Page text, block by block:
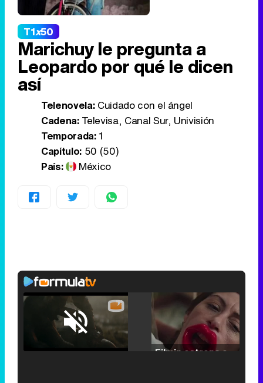
T1x50
Marichuy le pregunta a
Leopardo por qué le dicen
así
Telenovela:Cuidado con el ángel
Cadena:Televisa, Canal Sur, Univisión
Temporada:1
Capítulo:50 (50)
País:
México
Unmute /
Loaded:
25.30%